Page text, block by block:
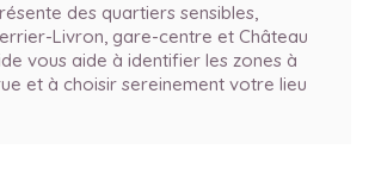
des quartiers sensibles,
Livron, gare-centre et Château
vous aide à identifier les zones à
et à choisir sereinement votre lieu